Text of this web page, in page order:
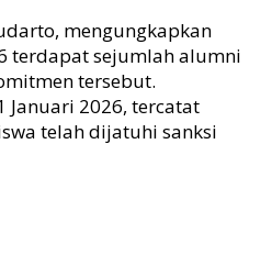
mengungkapkan
terdapat sejumlah alumni
tersebut.
Januari 2026, tercatat
telah dijatuhi sanksi